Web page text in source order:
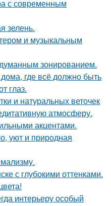
с современным
зелень.
и музыкальным
зонированием.
где всё должно быть
глаз.
и натуральных веточек
атмосферу.
акцентами.
уют и природная
с глубокими оттенками.
интерьеру особый